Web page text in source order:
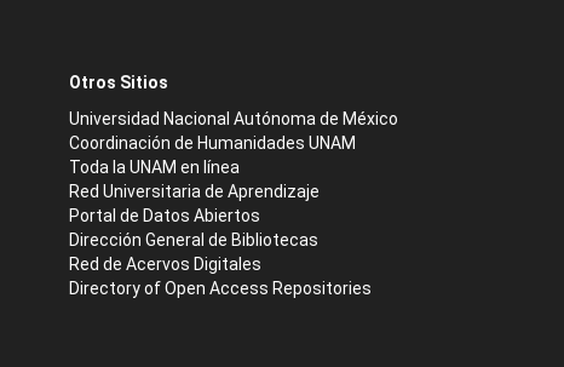
Otros Sitios
Universidad Nacional Autónoma de México
Coordinación de Humanidades UNAM
Toda la UNAM en línea
Red Universitaria de Aprendizaje
Portal de Datos Abiertos
Dirección General de Bibliotecas
Red de Acervos Digitales
Directory of Open Access Repositories